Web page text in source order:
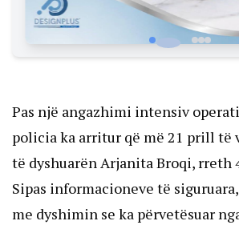
Pas një angazhimi intensiv
policia ka arritur që më 21 prill të
të dyshuarën Arjanita Broqi, rreth
Sipas informacioneve të
me dyshimin se ka përvetësuar